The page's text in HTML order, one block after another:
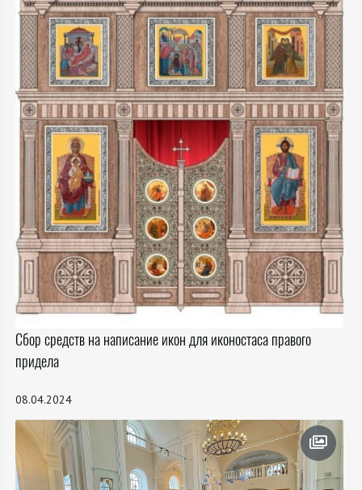
Сбор средств на написание икон для иконостаса правого
придела
08.04.2024